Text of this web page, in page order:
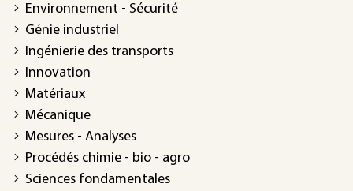
Environnement - Sécurité
Génie industriel
Ingénierie des transports
Innovation
Matériaux
Mécanique
Mesures - Analyses
Procédés chimie - bio - agro
Sciences fondamentales